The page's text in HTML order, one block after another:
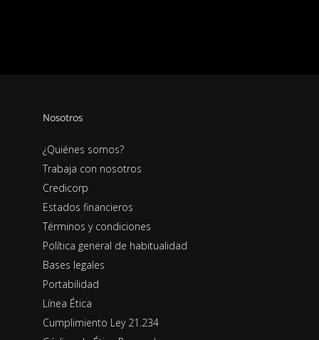
Nosotros
¿Quiénes somos?
Trabaja con nosotros
Credicorp
Estados financieros
Términos y condiciones
Política general de habitualidad
Bases legales
Portabilidad
Línea Ética
Cumplimiento Ley 21.234